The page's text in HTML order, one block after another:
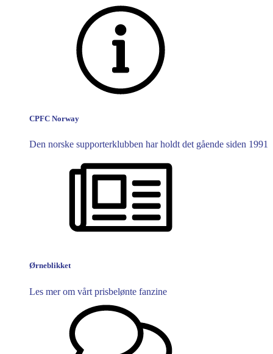
CPFC Norway
Den norske supporterklubben har holdt det gående siden 1991
Ørneblikket
Les mer om vårt prisbelønte fanzine